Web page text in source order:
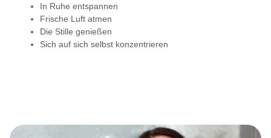
In Ruhe entspannen
Frische Luft atmen
Die Stille genießen
Sich auf sich selbst konzentrieren